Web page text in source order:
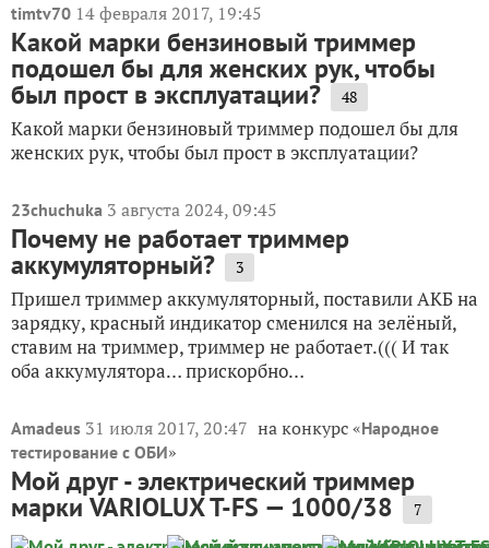
timtv70 14 февраля 2017, 19:45
Какой марки бензиновый триммер
подошел бы для женских рук, чтобы
был прост в эксплуатации? 48
Какой марки бензиновый триммер подошел бы для
женских рук, чтобы был прост в эксплуатации?
23chuchuka 3 августа 2024, 09:45
Почему не работает триммер
аккумуляторный? 3
Пришел триммер аккумуляторный, поставили АКБ на
зарядку, красный индикатор сменился на зелёный,
ставим на триммер, триммер не работает.((( И так
оба аккумулятора… прискорбно…
Amadeus 31 июля 2017, 20:47 на конкурс «Народное
тестирование с ОБИ»
Мой друг - электрический триммер
марки VARIOLUX T-FS — 1000/38 7